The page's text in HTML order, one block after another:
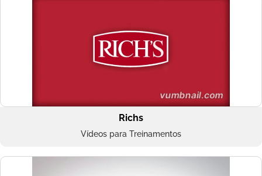
Richs
Vídeos para Treinamentos